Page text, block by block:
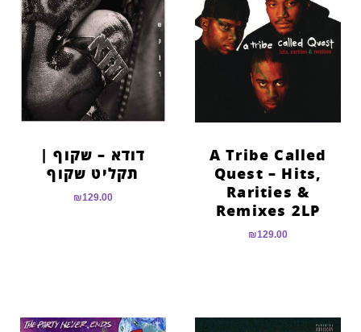
A Tribe Called
Quest – Hits,
Rarities &
Remixes 2LP
₪129.00
דודא – שקוף |
תקליט שקוף
₪129.00